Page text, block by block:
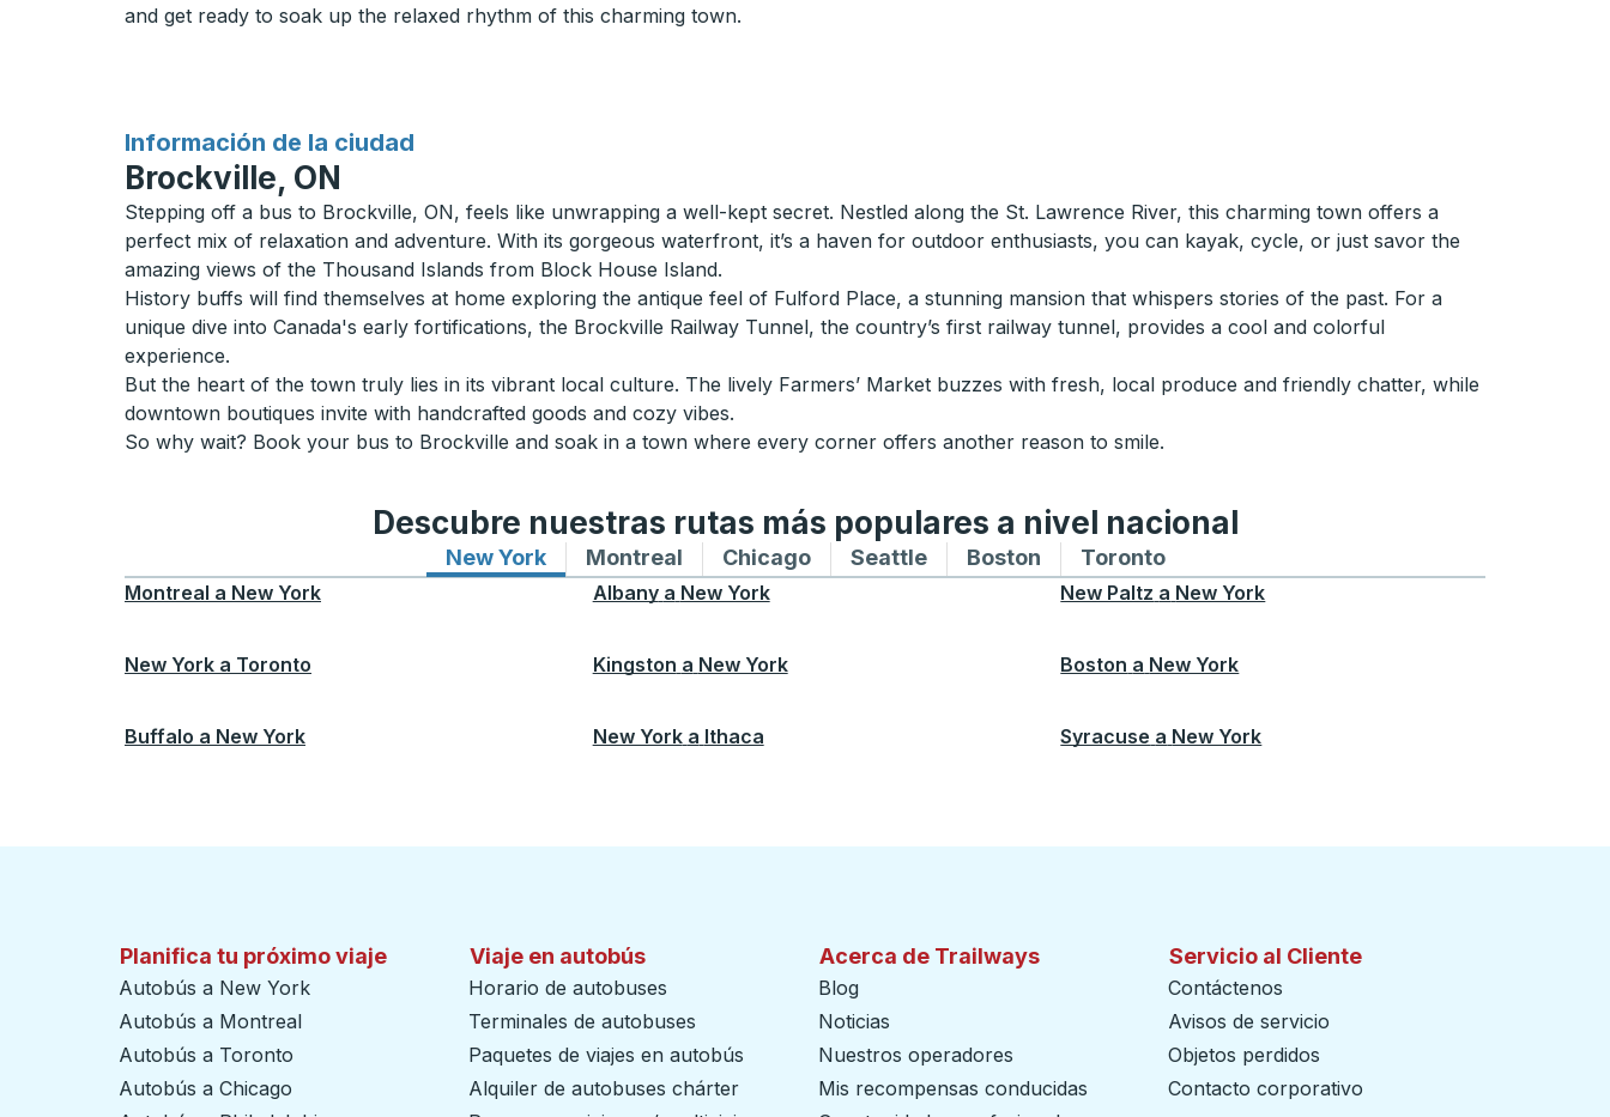
and get ready to soak up the relaxed rhythm of this charming town.
Información de la ciudad
para
Brockville, ON
Stepping off a bus to Brockville, ON, feels like unwrapping a well-kept secret. Nestled along the St. Lawrence River, this charming town offers a
perfect mix of relaxation and adventure. With its gorgeous waterfront, it’s a haven for outdoor enthusiasts, you can kayak, cycle, or just savor the
amazing views of the Thousand Islands from Block House Island.
History buffs will find themselves at home exploring the antique feel of Fulford Place, a stunning mansion that whispers stories of the past. For a
unique dive into Canada's early fortifications, the Brockville Railway Tunnel, the country’s first railway tunnel, provides a cool and colorful
experience.
But the heart of the town truly lies in its vibrant local culture. The lively Farmers’ Market buzzes with fresh, local produce and friendly chatter, while
downtown boutiques invite with handcrafted goods and cozy vibes.
So why wait? Book your bus to Brockville and soak in a town where every corner offers another reason to smile.
Descubre nuestras rutas más populares a nivel nacional
New YorkRutas de autobuses hacia y desde New York
Montreal Rutas de autobuses hacia y desde Montreal
ChicagoRutas de autobuses hacia y desde Chicago
SeattleRutas de autobuses hacia y desde Seattle
Boston Rutas de autobuses hacia y desde Boston
TorontoRutas de autobuses hacia y desde
Montreal a New York Albany a New York New Paltz a New York
New York a Toronto Kingston a New York Boston a New York
Buffalo a New York New York a Ithaca Syracuse a New York
Planifica tu próximo viaje
Autobús a New York
Autobús a Montreal
Autobús a Toronto
Autobús a Chicago
Viaje en autobús
Horario de autobuses
Terminales de autobuses
Paquetes de viajes en autobús
Alquiler de autobuses chárter
Acerca de Trailways
Blog
Noticias
Nuestros operadores
Mis recompensas conducidas
Servicio al Cliente
Contáctenos
Avisos de servicio
Objetos perdidos
Contacto corporativo